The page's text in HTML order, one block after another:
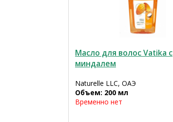
Масло для волос Vatika с
миндалем
Naturelle LLC, ОАЭ
Объем: 200 мл
Временно нет